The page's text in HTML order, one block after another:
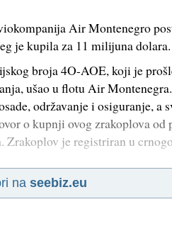
Air Montenegro
je kupila za 11 milijuna dolara.
broja 4O-AOE, koji je
ušao u flotu Air
održavanje i osiguranje, a
o kupnji ovog zrakoplova od
je registriran u
na seebiz.eu